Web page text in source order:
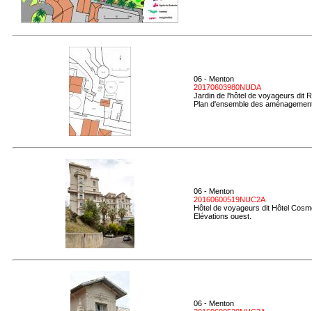
06 - Menton
20170603980NUDA
Jardin de l'hôtel de voyageurs dit
Plan d'ensemble des
06 - Menton
20160600519NUC2A
Hôtel de voyageurs dit Hôtel
Elévations ouest.
06 - Menton